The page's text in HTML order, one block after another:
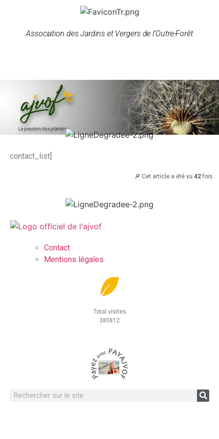
Association des Jardins et Vergers de l’Outre-Forêt
contact_list]
🔎 Cet article a été vu 42 fois.
Contact
Mentions légales
Total visites
380812